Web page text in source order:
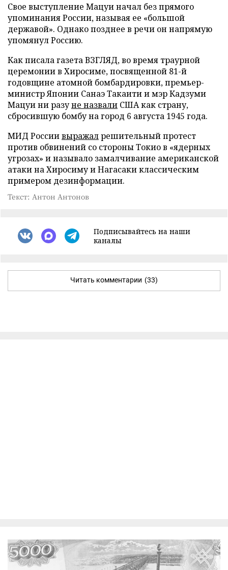
Свое выступление Мацуи начал без прямого
упоминания России, называя ее «большой
державой». Однако позднее в речи он напрямую
упомянул Россию.
Как писала газета ВЗГЛЯД, во время траурной
церемонии в Хиросиме, посвященной 81-й
годовщине атомной бомбардировки, премьер-
министр Японии Санаэ Такаити и мэр Кадзуми
Мацуи ни разуне назвали США как страну,
сбросившую бомбу на город 6 августа 1945 года.
МИД Россиивыражалрешительный протест
против обвинений со стороны Токио в «ядерных
угрозах» и называло замалчивание американской
атаки на Хиросиму и Нагасаки классическим
примером дезинформации.
Текст: Антон Антонов
Подписывайтесь на наши
каналы
Читать комментарии (33)